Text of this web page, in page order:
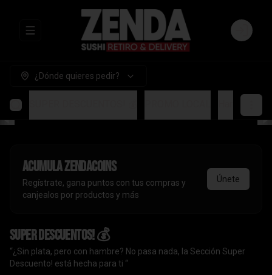
Abrir menu de navegación Login
¿Dónde quieres pedir?
AcumulaZendaCoins
Regístrate, gana puntos con tus compras y
canjealos por productos y más
Únete
SUPER DESCUENTOS! 💰
“¿Sin plata, pero con hambre? No pasa nada, la Sección Super
Descuento! está hecha para ti “